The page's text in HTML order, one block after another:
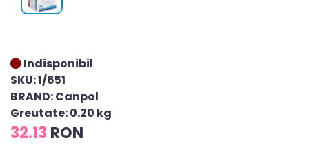
Indisponibil
SKU: 1/651
BRAND: Canpol
Greutate: 0.20 kg
32.13 RON